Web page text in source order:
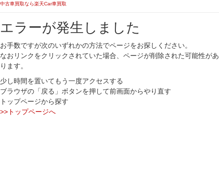
中古車買取なら楽天Car車買取
エラーが発生しました
お手数ですが次のいずれかの方法でページをお探しください。
なおリンクをクリックされていた場合、ページが削除された可能性があ
ります。
少し時間を置いてもう一度アクセスする
ブラウザの「戻る」ボタンを押して前画面からやり直す
トップページから探す
>>トップページへ